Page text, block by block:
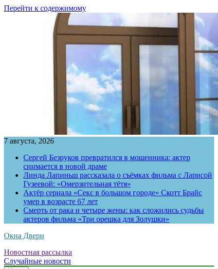
Перейти к содержимому
7 августа, 2026
Сергей Безруков превратился в мошенника: актер
снимается в новой драме
Линда Лапиньш рассказала о съёмках фильма с Ларисой
Гузеевой: «Омерзительная тётя»
Актёр сериала «Секс в большом городе» Скотт Брайс
умер в возрасте 67 лет
Смерть от рака и четыре жены: как сложились судьбы
актеров фильма «Три орешка для Золушки»
Окна Двери
Новостная рассылка
Случайные новости